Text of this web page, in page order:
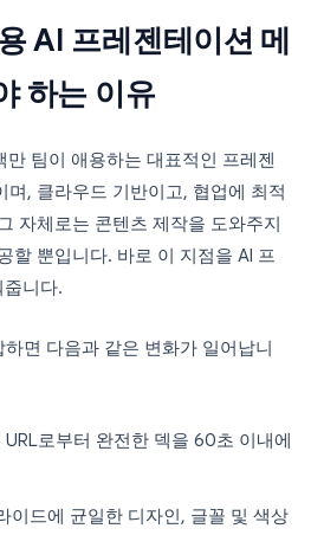
AI 프레젠테이션 메
하는 이유
팀이 애용하는 대표적인 프레젠
, 클라우드 기반이고, 협업에 최적
자체로는 콘텐츠 제작을 도와주지
할 뿐입니다. 바로 이 지점을 AI 프
니다.
면 다음과 같은 변화가 일어납니
로부터 완전한 덱을 60초 이내에
이드에 균일한 디자인, 글꼴 및 색상